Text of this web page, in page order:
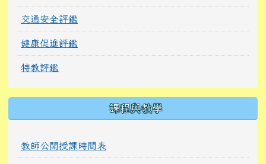
交通安全評鑑
健康促進評鑑
特教評鑑
課程與教學
教師公開授課時間表